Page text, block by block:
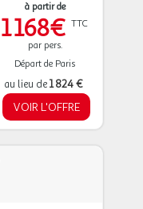
à partir de
1 168€ TTC
par pers.
Départ de Paris
au lieu de1 824 €
VOIR L'OFFRE